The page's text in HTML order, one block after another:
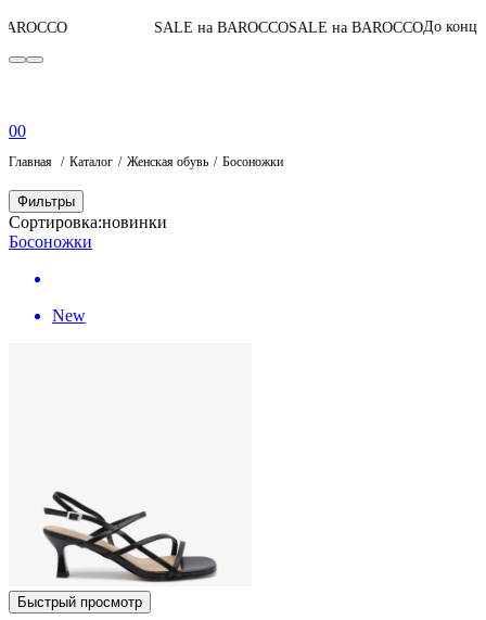
SALE на BAROCCOSALE на BAROCCOДо конца акции06:
00
Главная Каталог Женская обувь Босоножки
Фильтры
Сортировка:новинки
Босоножки
New
Быстрый просмотр